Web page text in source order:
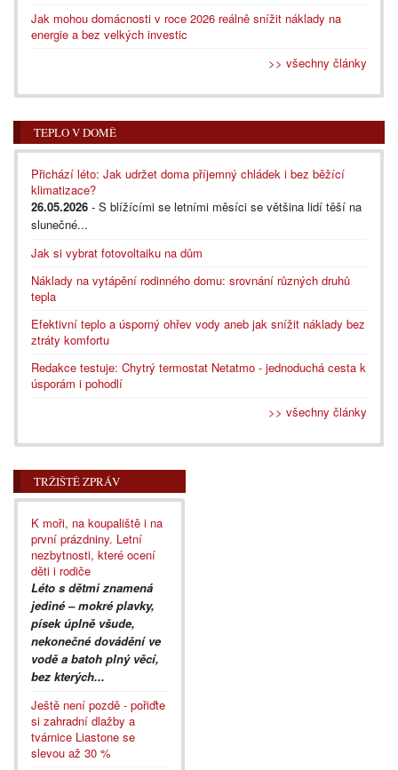
Jak mohou domácnosti v roce 2026 reálně snížit náklady na
energie a bez velkých investic
>> všechny články
TEPLO V DOMĚ
Přichází léto: Jak udržet doma příjemný chládek i bez běžící
klimatizace?
26.05.2026 - S blížícími se letními měsíci se většina lidí těší na
slunečné...
Jak si vybrat fotovoltaiku na dům
Náklady na vytápění rodinného domu: srovnání různých druhů
tepla
Efektivní teplo a úsporný ohřev vody aneb jak snížit náklady bez
ztráty komfortu
Redakce testuje: Chytrý termostat Netatmo - jednoduchá cesta k
úsporám i pohodlí
>> všechny články
TRŽIŠTĚ ZPRÁV
K moři, na koupaliště i na
první prázdniny. Letní
nezbytnosti, které ocení
děti i rodiče
Léto s dětmi znamená
jediné – mokré plavky,
písek úplně všude,
nekonečné dovádění ve
vodě a batoh plný věcí,
bez kterých...
Ještě není pozdě - pořiďte
si zahradní dlažby a
tvárnice Liastone se
slevou až 30 %